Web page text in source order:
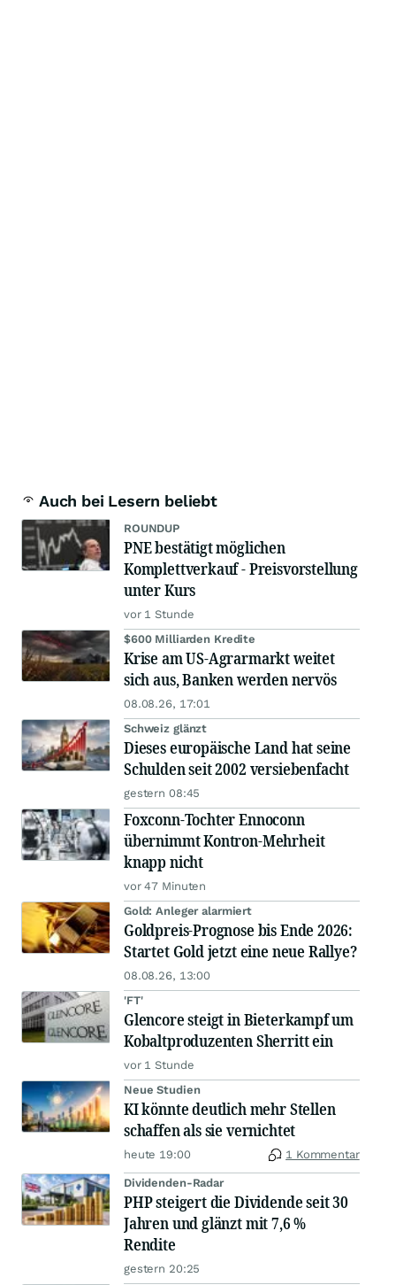
Auch bei Lesern beliebt
ROUNDUP
PNE bestätigt möglichen
Komplettverkauf - Preisvorstellung
unter Kurs
vor 1 Stunde
$600 Milliarden Kredite
Krise am US-Agrarmarkt weitet
sich aus, Banken werden nervös
08.08.26, 17:01
Schweiz glänzt
Dieses europäische Land hat seine
Schulden seit 2002 versiebenfacht
gestern 08:45
Foxconn-Tochter Ennoconn
übernimmt Kontron-Mehrheit
knapp nicht
vor 47 Minuten
Gold: Anleger alarmiert
Goldpreis-Prognose bis Ende 2026:
Startet Gold jetzt eine neue Rallye?
08.08.26, 13:00
'FT'
Glencore steigt in Bieterkampf um
Kobaltproduzenten Sherritt ein
vor 1 Stunde
Neue Studien
KI könnte deutlich mehr Stellen
schaffen als sie vernichtet
heute 19:00 1 Kommentar
Dividenden-Radar
PHP steigert die Dividende seit 30
Jahren und glänzt mit 7,6 %
Rendite
gestern 20:25